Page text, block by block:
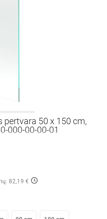
pertvara 50 x 150 cm,
000-00-00-01
82,19 €